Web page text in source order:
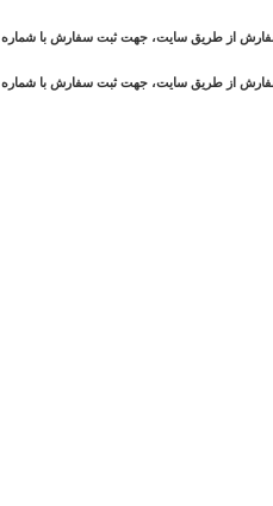
از طریق سایت، جهت ثبت سفارش با شماره
از طریق سایت، جهت ثبت سفارش با شماره